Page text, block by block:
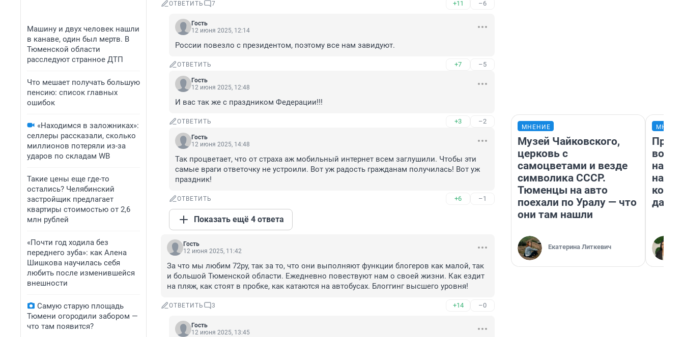
Машину и двух человек нашли
в канаве, один был мертв. В
Тюменской области
расследуют странное ДТП
Что мешает получать большую
пенсию: список главных
ошибок
«Находимся в заложниках»:
селлеры рассказали, сколько
миллионов потеряли из-за
ударов по складам WB
Такие цены еще где-то
остались? Челябинский
застройщик предлагает
квартиры стоимостью от 2,6
млн рублей
«Почти год ходила без
переднего зуба»: как Алена
Шишкова научилась себя
любить после изменившейся
внешности
Самую старую площадь
Тюмени огородили забором —
что там появится?
ОТВЕТИТЬ 7 +11 –6
Гость
12 июня 2025, 12:14
России повезло с президентом, поэтому все нам завидуют.
ОТВЕТИТЬ +7 –5
Гость
12 июня 2025, 12:48
И вас так же с праздником Федерации!!!
ОТВЕТИТЬ +3 –2
Гость
12 июня 2025, 14:48
Так процветает, что от страха аж мобильный интернет всем заглушили. Чтобы эти
самые враги ответочку не устроили. Вот уж радость гражданам получилась! Вот уж
праздник!
ОТВЕТИТЬ +6 –1
Показать ещё 4 ответа
Гость
12 июня 2025, 11:42
За что мы любим 72ру, так за то, что они выполняют функции блогеров как малой, так
и большой Тюменской области. Ежедневно повествуют нам о своей жизни. Как ездит
на пляж, как стоят в пробке, как катаются на автобусах. Блоггинг высшего уровня!
ОТВЕТИТЬ 3 +14 –0
Гость
12 июня 2025, 13:45
МНЕНИЕ
Музей Чайковского,
церковь с
самоцветами и везде
символика СССР.
Тюменцы на авто
поехали по Уралу — что
они там нашли
Екатерина Литкевич
нам
даже